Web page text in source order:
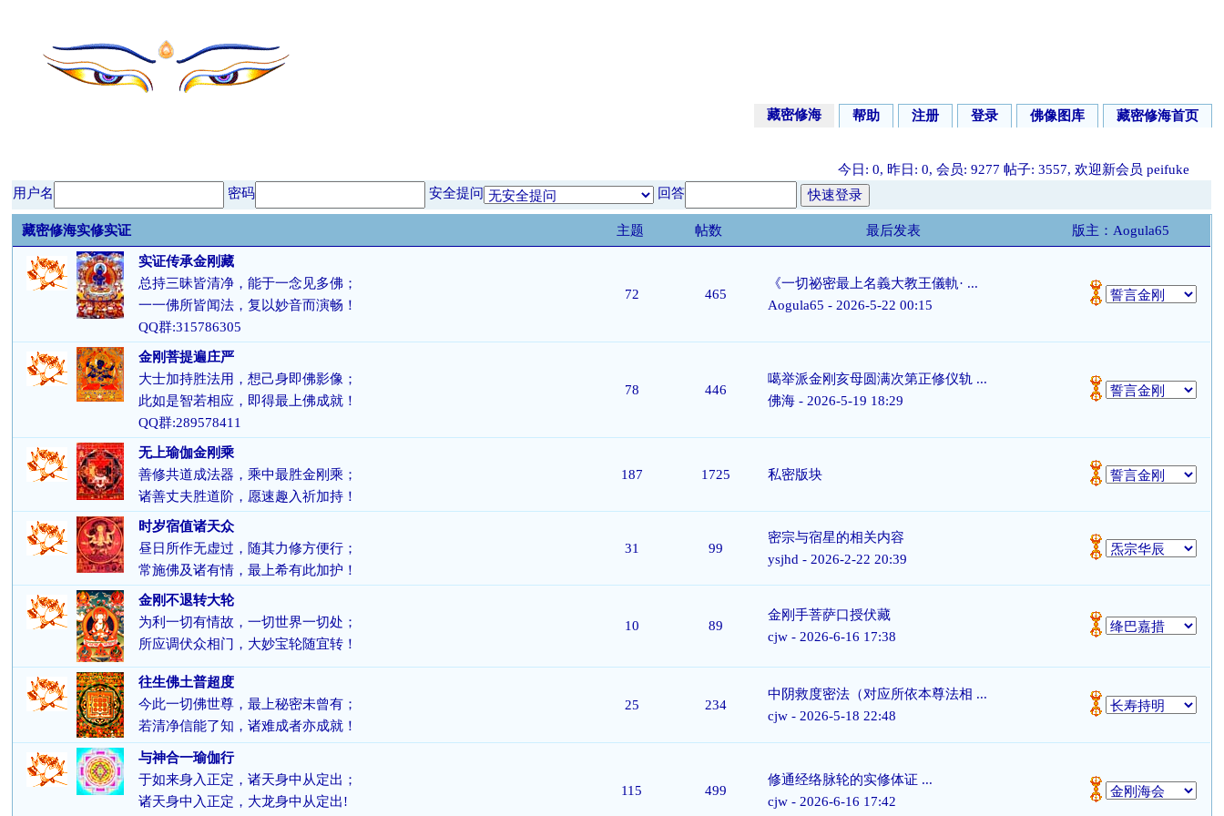
藏密修海 帮助 注册 登录 佛像图库 藏密修海首页
今日: 0, 昨日: 0, 会员: 9277 帖子: 3557, 欢迎新会员 peifuke
用户名
密码 安全提问 回答
藏密修海实修实证 主题 帖数 最后发表 版主： Aogula65
实证传承金刚藏
总持三昧皆清净，能于一念见多佛；
一一佛所皆闻法，复以妙音而演畅！
QQ群:315786305
72 465
《一切祕密最上名義大教王儀軌· ...
Aogula65 - 2026-5-22 00:15
金刚菩提遍庄严
大士加持胜法用，想己身即佛影像；
此如是智若相应，即得最上佛成就！
QQ群:289578411
78 446
噶举派金刚亥母圆满次第正修仪轨 ...
佛海 - 2026-5-19 18:29
无上瑜伽金刚乘
善修共道成法器，乘中最胜金刚乘；
诸善丈夫胜道阶，愿速趣入祈加持！
187 1725 私密版块
时岁宿值诸天众
昼日所作无虚过，随其力修方便行；
常施佛及诸有情，最上希有此加护！
31 99
密宗与宿星的相关内容
ysjhd - 2026-2-22 20:39
金刚不退转大轮
为利一切有情故，一切世界一切处；
所应调伏众相门，大妙宝轮随宜转！
10 89
金刚手菩萨口授伏藏
cjw - 2026-6-16 17:38
往生佛土普超度
今此一切佛世尊，最上秘密未曾有；
若清净信能了知，诸难成者亦成就！
25 234
中阴救度密法（对应所依本尊法相 ...
cjw - 2026-5-18 22:48
与神合一瑜伽行
于如来身入正定，诸天身中从定出；
诸天身中入正定，大龙身中从定出!
115 499
修通经络脉轮的实修体证 ...
cjw - 2026-6-16 17:42